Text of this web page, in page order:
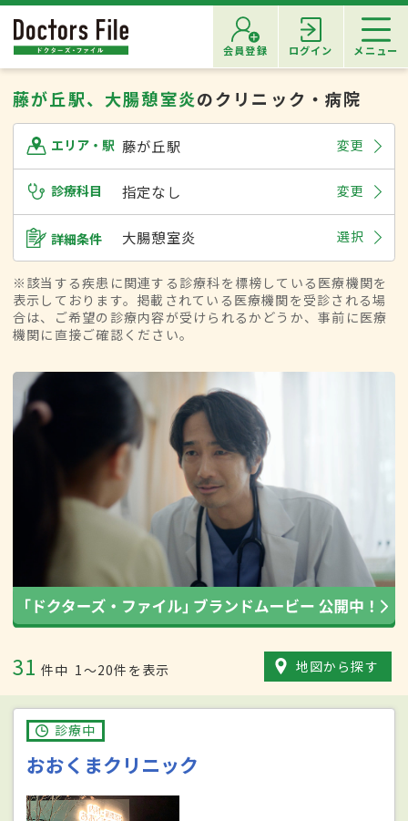
会員登録 ログイン メニュー
藤が丘駅、大腸憩室炎のクリニック・病院
エリア・駅 藤が丘駅 変更
診療科目 指定なし 変更
詳細条件 大腸憩室炎 選択
※該当する疾患に関連する診療科を標榜している医療機関を
表示しております。掲載されている医療機関を受診される場
合は、ご希望の診療内容が受けられるかどうか、事前に医療
機関に直接ご確認ください。
31 件中 1〜20件を表示 地図から探す
診療中
おおくまクリニック